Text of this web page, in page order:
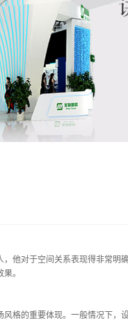
他对于空间关系表现得非常
。
格的重要体现。一般情况下